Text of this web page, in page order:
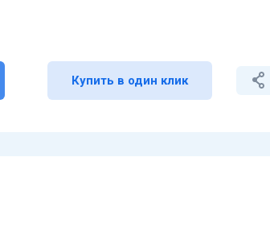
Купить в один клик